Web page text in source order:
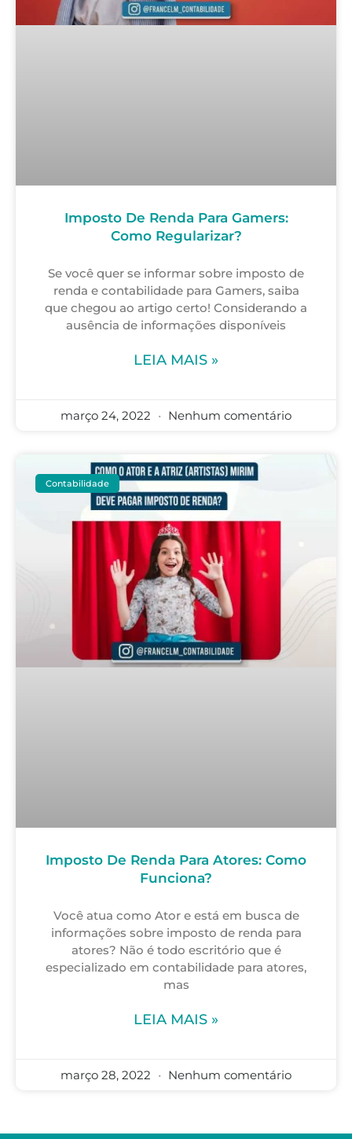
Imposto De Renda Para Gamers:
Como Regularizar?
Se você quer se informar sobre imposto de
renda e contabilidade para Gamers, saiba
que chegou ao artigo certo! Considerando a
ausência de informações disponíveis
LEIA MAIS »
março 24, 2022 Nenhum comentário
Contabilidade
Imposto De Renda Para Atores: Como
Funciona?
Você atua como Ator e está em busca de
informações sobre imposto de renda para
atores? Não é todo escritório que é
especializado em contabilidade para atores,
mas
LEIA MAIS »
março 28, 2022 Nenhum comentário